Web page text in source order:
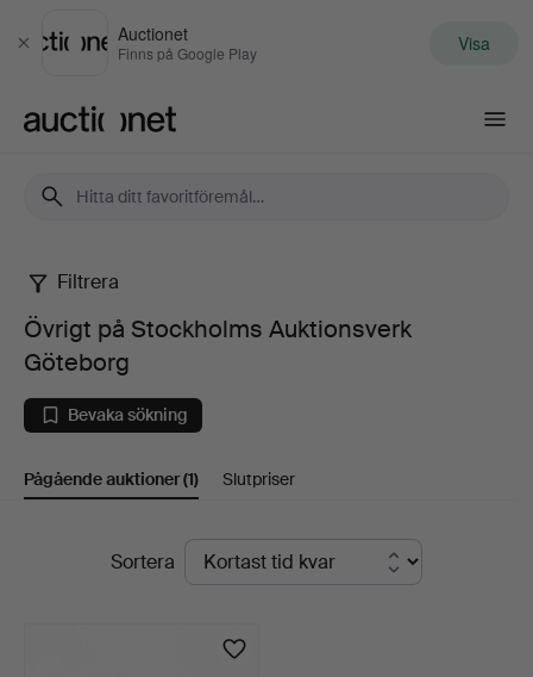
Stäng
Auctionet
Finns på Google Play Visa
Övrigt
på
Stockholms
Auktionsverk
Filtrera
Övrigt på Stockholms Auktionsverk
Göteborg
Bevaka sökning
Pågående auktioner(1) Slutpriser
PågåendeSortera